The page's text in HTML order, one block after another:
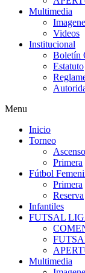
Multimedia
Videos
Institucional
Boletín
Estatuto
Menu
Inicio
Torneo
Ascenso
Primera
Fútbol
Primera
Reserva
Infantiles
FUTSAL
Multimedia